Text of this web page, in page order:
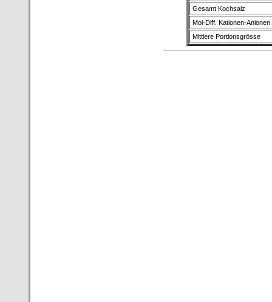
Gesamt Kochsalz
Mol-Diff. Kationen-Anionen
Mittlere Portionsgrösse